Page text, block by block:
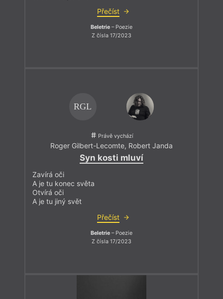
Přečíst
Beletrie – Poezie
Z čísla 17/2023
RGL
Právě vychází
Roger Gilbert-Lecomte, Robert Janda
Syn kosti mluví
Zavírá oči
A je tu konec světa
Otvírá oči
A je tu jiný svět
Přečíst
Beletrie – Poezie
Z čísla 17/2023